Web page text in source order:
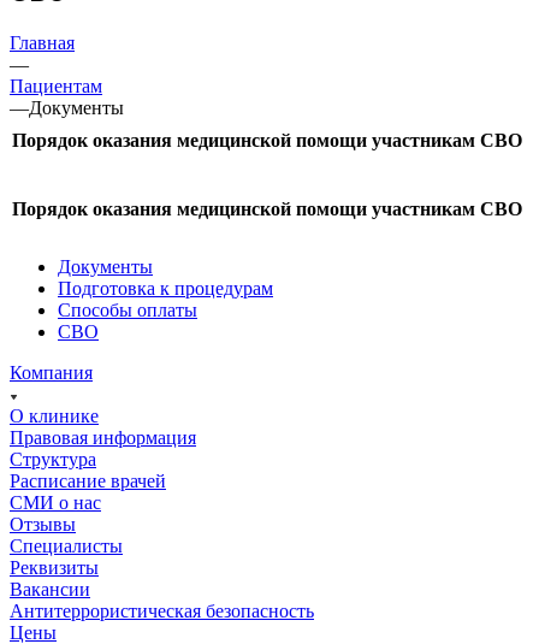
Главная
—
Пациентам
—Документы
Порядок оказания медицинской помощи участникам СВО
Порядок оказания медицинской помощи участникам СВО
Документы
Подготовка к процедурам
Способы оплаты
СВО
Компания
О клинике
Правовая информация
Структура
Расписание врачей
СМИ о нас
Отзывы
Специалисты
Реквизиты
Вакансии
Антитеррористическая безопасность
Цены